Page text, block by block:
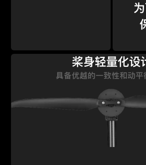
桨身轻量化设
具备优越的一致性和动平